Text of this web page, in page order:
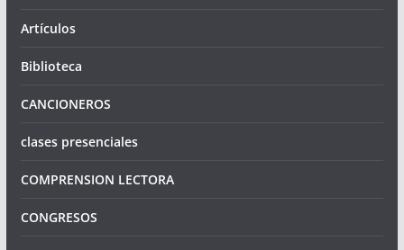
Artículos
Biblioteca
CANCIONEROS
clases presenciales
COMPRENSION LECTORA
CONGRESOS